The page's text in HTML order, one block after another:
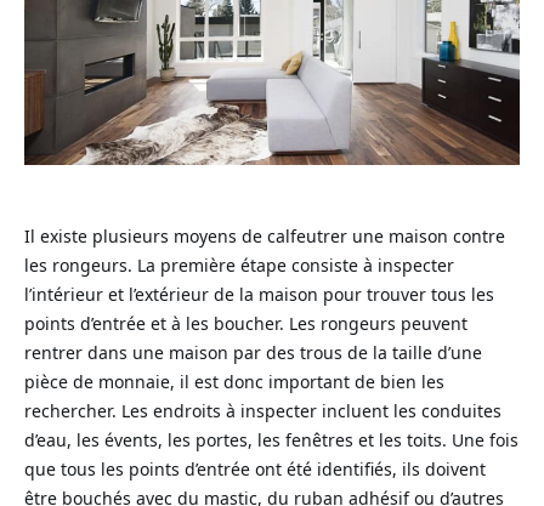
Il existe plusieurs moyens de calfeutrer une maison contre
les rongeurs. La première étape consiste à inspecter
l’intérieur et l’extérieur de la maison pour trouver tous les
points d’entrée et à les boucher. Les rongeurs peuvent
rentrer dans une maison par des trous de la taille d’une
pièce de monnaie, il est donc important de bien les
rechercher. Les endroits à inspecter incluent les conduites
d’eau, les évents, les portes, les fenêtres et les toits. Une fois
que tous les points d’entrée ont été identifiés, ils doivent
être bouchés avec du mastic, du ruban adhésif ou d’autres